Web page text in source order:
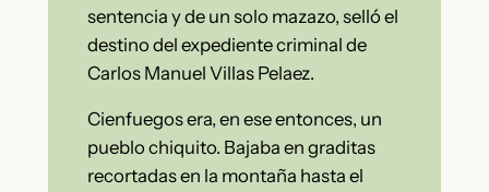
sentencia y de un solo mazazo, selló el
destino del expediente criminal de
Carlos Manuel Villas Pelaez.
Cienfuegos era, en ese entonces, un
pueblo chiquito. Bajaba en graditas
recortadas en la montaña hasta el